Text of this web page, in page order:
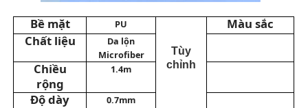
Vật liệu Eco Suede
vải da lộn
Bề mặt PU
Tùy
chỉnh
Màu sắc
Chất liệu
Da lộn
Microfiber
Chiều
rộng
1.4m
Độ dày 0.7mm